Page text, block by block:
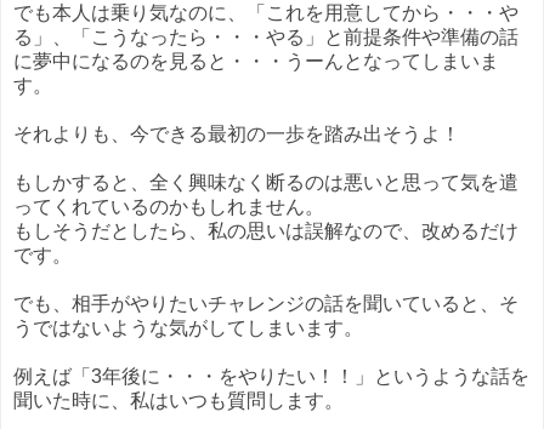
でも本人は乗り気なのに、「これを用意してから・・・や
る」、「こうなったら・・・やる」と前提条件や準備の話
に夢中になるのを見ると・・・うーんとなってしまいま
す。
それよりも、今できる最初の一歩を踏み出そうよ！
もしかすると、全く興味なく断るのは悪いと思って気を遣
ってくれているのかもしれません。
もしそうだとしたら、私の思いは誤解なので、改めるだけ
です。
でも、相手がやりたいチャレンジの話を聞いていると、そ
うではないような気がしてしまいます。
例えば「3年後に・・・をやりたい！！」というような話を
聞いた時に、私はいつも質問します。